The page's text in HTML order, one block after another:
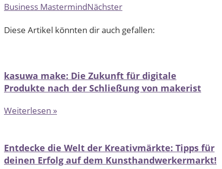
Business MastermindNächster
Diese Artikel könnten dir auch gefallen:
kasuwa make: Die Zukunft für digitale
Produkte nach der Schließung von makerist
Weiterlesen »
Entdecke die Welt der Kreativmärkte: Tipps für
deinen Erfolg auf dem Kunsthandwerkermarkt!